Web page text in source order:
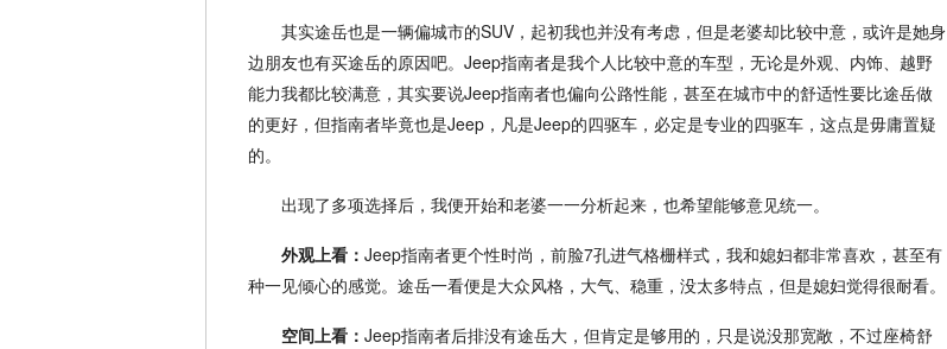
其实途岳也是一辆偏城市的SUV，起初我也并没有考虑，但是老婆却比较中意，或许是她身
边朋友也有买途岳的原因吧。Jeep指南者是我个人比较中意的车型，无论是外观、内饰、越野
能力我都比较满意，其实要说Jeep指南者也偏向公路性能，甚至在城市中的舒适性要比途岳做
的更好，但指南者毕竟也是Jeep，凡是Jeep的四驱车，必定是专业的四驱车，这点是毋庸置疑
的。
出现了多项选择后，我便开始和老婆一一分析起来，也希望能够意见统一。
外观上看： Jeep指南者更个性时尚，前脸7孔进气格栅样式，我和媳妇都非常喜欢，甚至有
种一见倾心的感觉。途岳一看便是大众风格，大气、稳重，没太多特点，但是媳妇觉得很耐看。
空间上看： Jeep指南者后排没有途岳大，但肯定是够用的，只是说没那宽敞，不过座椅舒